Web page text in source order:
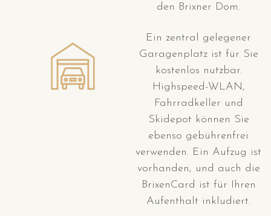
den Brixner Dom.
Ein zentral gelegener
Garagenplatz ist für Sie
kostenlos nutzbar.
Highspeed-WLAN,
Fahrradkeller und
Skidepot können Sie
ebenso gebührenfrei
verwenden. Ein Aufzug ist
vorhanden, und auch die
BrixenCard ist für Ihren
Aufenthalt inkludiert.